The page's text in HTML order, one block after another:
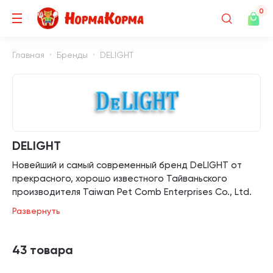
0
Главная Бренды DELIGHT
DELIGHT
Новейший и самый современный бренд DeLIGHT от
прекрасного, хорошо известного Тайваньского
производителя Taiwan Pet Comb Enterprises Co., Ltd.
Дизайном инструментов занимались в наши дни, с
технологиях ухода за животными и удобстве
пользования (юзабилити). Отличительная черта -
Развернуть
43 товара